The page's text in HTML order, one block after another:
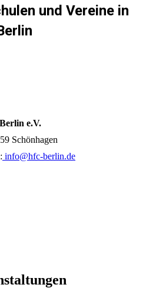
und Vereine in
e.V.
Schönhagen
info@hfc-berlin.de